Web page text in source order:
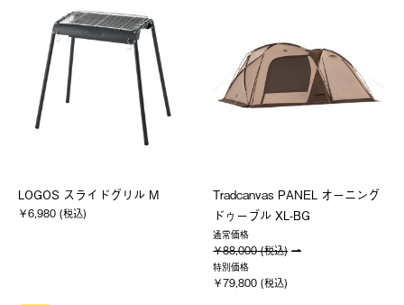
LOGOS スライドグリル M
￥6,980 (税込)
Tradcanvas PANEL オーニング
ドゥーブル XL-BG
通常価格
￥88,000 (税込)
特別価格
￥79,800 (税込)